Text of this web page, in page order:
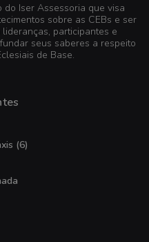
do Iser Assessoria que visa
sobre as CEBs e ser
participantes e
seus saberes a respeito
de Base.
(6)